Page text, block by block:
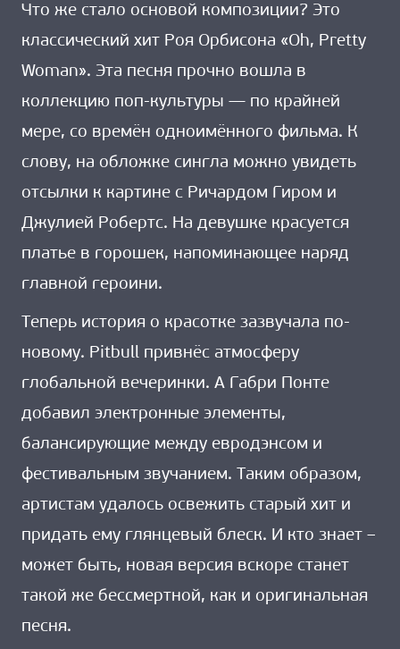
Что же стало основой композиции? Это
классический хит Роя Орбисона «Oh, Pretty
Woman». Эта песня прочно вошла в
коллекцию поп-культуры — по крайней
мере, со времён одноимённого фильма. К
слову, на обложке сингла можно увидеть
отсылки к картине с Ричардом Гиром и
Джулией Робертс. На девушке красуется
платье в горошек, напоминающее наряд
главной героини.
Теперь история о красотке зазвучала по-
новому. Pitbull привнёс атмосферу
глобальной вечеринки. А Габри Понте
добавил электронные элементы,
балансирующие между евродэнсом и
фестивальным звучанием. Таким образом,
артистам удалось освежить старый хит и
придать ему глянцевый блеск. И кто знает –
может быть, новая версия вскоре станет
такой же бессмертной, как и оригинальная
песня.